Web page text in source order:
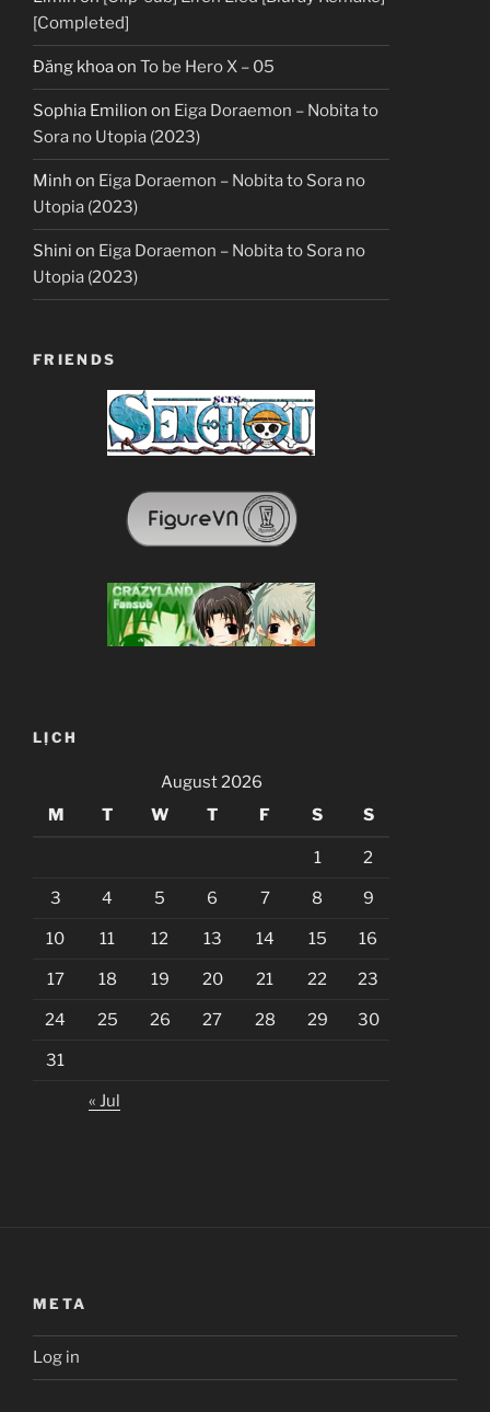
[Completed]
Đăng khoaon To be Hero X – 05
Sophia Emilion on Eiga Doraemon – Nobita to
Sora no Utopia (2023)
Minh on Eiga Doraemon – Nobita to Sora no
Utopia (2023)
Shini on Eiga Doraemon – Nobita to Sora no
Utopia (2023)
FRIENDS
LỊCH
August 2026
M
T W T F S S
1 2
3 4 5 6 7 8 9
10 11 12 13 14 15 16
17 18 19 20 21 22 23
24 25 26 27 28 29 30
31
« Jul
META
Log in